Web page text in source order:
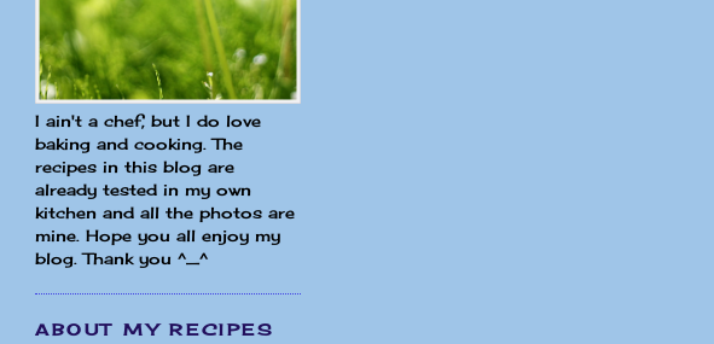
I ain't a chef, but I do love
baking and cooking. The
recipes in this blog are
already tested in my own
kitchen and all the photos are
mine. Hope you all enjoy my
blog. Thank you ^_^
ABOUT MY RECIPES